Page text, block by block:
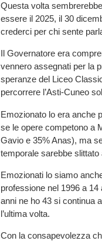
Questa volta
essere il 2025, il 30
crederci per chi sente
Il Governatore era
vennero assegnati per la
speranze del Liceo
percorrere l’Asti-Cuneo
Emozionato lo era anche
se le opere competono a
Gavio e 35% Anas), ma
temporale sarebbe slittato
Emozionati lo siamo
professione nel 1996 a
anni ne ho 43 si continua
l’ultima volta.
Con la consapevolezza